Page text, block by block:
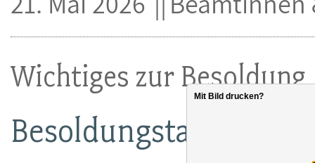
Wichtiges zur Besoldung
Besoldungstabelle
Mit Bild drucken?